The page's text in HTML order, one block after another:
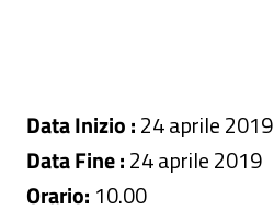
Data Inizio :24 aprile 2019
Data Fine :24 aprile 2019
Orario: 10.00